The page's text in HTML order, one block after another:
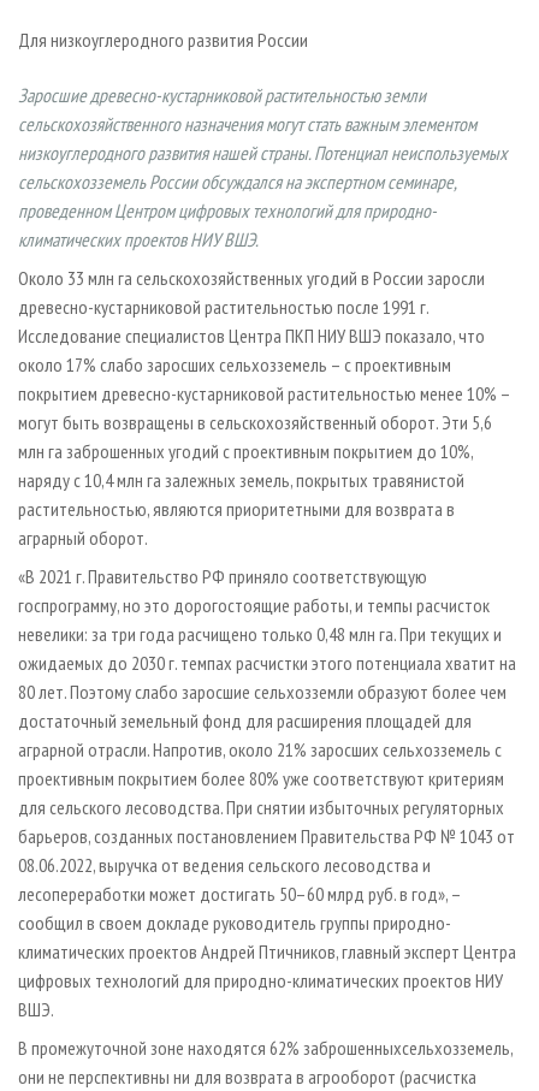
ПРОИЗВОДСТВО ДРЕВЕСНЫХ ПЛИТ
ДЕРЕВЯННОЕ ДОМОСТРОЕНИЕ
ПРОИЗВОДСТВО МЕБЕЛИ
БИОЭНЕРГЕТИКА
ЦБП
ИНСТРУМЕНТ И МАТЕРИАЛЫ
МОБИЛЬНЫЕ ВЫСТАВКИ
ОФИЦИАЛЬНЫЕ ДЕЛЕГАЦИИ
ПРИОРИТЕТНЫЕ ИНВЕСТПРОЕКТЫ
RUSSIAN FORESTRY REVIEW
ГАЗЕТА ЛЕСПРОМФОРУМ
БИБЛИОТЕКА СПЕЦИАЛИСТА
Для низкоуглеродного развития России
Заросшие древесно-кустарниковой растительностью земли
сельскохозяйственного назначения могут стать важным элементом
низкоуглеродного развития нашей страны. Потенциал неиспользуемых
сельскохозземель России обсуждался на экспертном семинаре,
проведенном Центром цифровых технологий для природно-
климатических проектов НИУ ВШЭ.
Около 33 млн га сельскохозяйственных угодий в России заросли
древесно-кустарниковой растительностью после 1991 г.
Исследование специалистов Центра ПКП НИУ ВШЭ показало, что
около 17% слабо заросших сельхозземель – с проективным
покрытием древесно-кустарниковой растительностью менее 10% –
могут быть возвращены в сельскохозяйственный оборот. Эти 5,6
млн га заброшенных угодий с проективным покрытием до 10%,
наряду с 10,4 млн га залежных земель, покрытых травянистой
растительностью, являются приоритетными для возврата в
аграрный оборот.
«В 2021 г. Правительство РФ приняло соответствующую
госпрограмму, но это дорогостоящие работы, и темпы расчисток
невелики: за три года расчищено только 0,48 млн га. При текущих и
ожидаемых до 2030 г. темпах расчистки этого потенциала хватит на
80 лет. Поэтому слабо заросшие сельхозземли образуют более чем
достаточный земельный фонд для расширения площадей для
аграрной отрасли. Напротив, около 21% заросших сельхозземель с
проективным покрытием более 80% уже соответствуют критериям
для сельского лесоводства. При снятии избыточных регуляторных
барьеров, созданных постановлением Правительства РФ № 1043 от
08.06.2022, выручка от ведения сельского лесоводства и
лесопереработки может достигать 50–60 млрд руб. в год», –
сообщил в своем докладе руководитель группы природно-
климатических проектов Андрей Птичников, главный эксперт Центра
цифровых технологий для природно-климатических проектов НИУ
ВШЭ.
В промежуточной зоне находятся 62% заброшенныхсельхозземель,
они не перспективны ни для возврата в агрооборот (расчистка